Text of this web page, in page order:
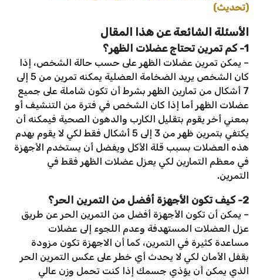
(تحديث)
الأسئلة الشائعة عن هذا المقال
1- كم تمرين تحتاج عضلات الظهر؟
– يمكن تمرين عضلات الظهر على حسب حالة الشخص، إذا
كان الشخص يريد الضخامة العضلية يمكنه تمرين من 5 إلى
7 أشكال من تمارين الظهر بشرط أن تكون شاملة على جميع
عضلات الظهر أما إذا كان الشخص في فترة من التنشيف أو
بمعني أخر يقوم بتقليل الكارب والدهون الصحية فيمكنه أن
يكتفي بتمرين ظهر من 3 إلى 5 أشكال فقط لكي لا يقوم بهدم
هذه العضلات بسبب قلة الأكل ويفضل أن يستخدم الأجهزة
في معظم التمارين لكي يعزل عضلات الظهر فقط في
التمرين.
2- كيف تكون الأجهزة أفضل من التمرين الحر؟
– يمكن أن تكون الأجهزة أفضل من التمرين الحر عن طريق
عزل العضلات المستهدفة وعدم اللجوء إلى عضلات
مساعدة كثيرة في التمرين، كما أن الاجهزة تكون مزودة
بقفل الأمان لكي لا يحدث أي خطر على عكس التمرين الحر
الذي يمكن أن يؤذي جسمك إذا كنت تحمل وزن عالي